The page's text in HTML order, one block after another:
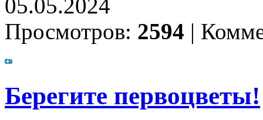
05.05.2024
Просмотров: 2594 |
Берегите первоцветы!